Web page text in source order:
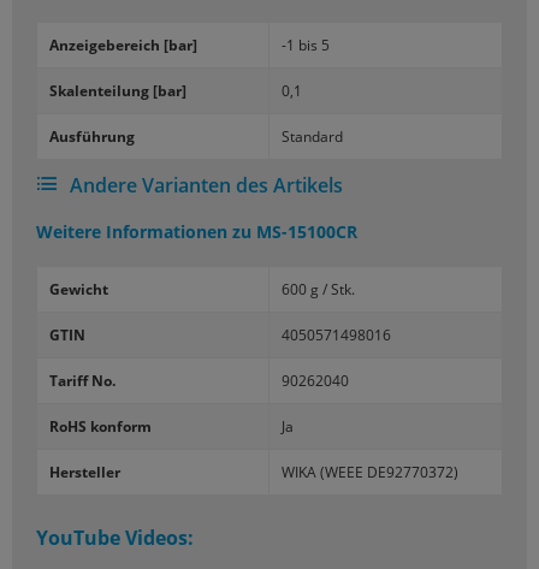
An­zei­ge­be­reich [bar] -1 bis 5
Ska­len­tei­lung [bar] 0,1
Aus­füh­rung Stan­dard
Andere Varianten des Artikels
Weitere Informationen zu MS-15100CR
Gewicht 600 g / Stk.
GTIN 4050571498016
Tariff No. 90262040
RoHS konform Ja
Hersteller WIKA (WEEE DE92770372)
YouTube Videos: